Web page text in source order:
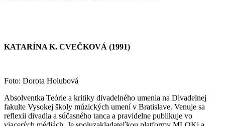
KATARÍNA K. CVEČKOVÁ (1991)
Foto: Dorota Holubová
Absolventka Teórie a kritiky divadelného umenia na Divadelnej
fakulte Vysokej školy múzických umení v Bratislave. Venuje sa
reflexii divadla a súčasného tanca a pravidelne publikuje vo